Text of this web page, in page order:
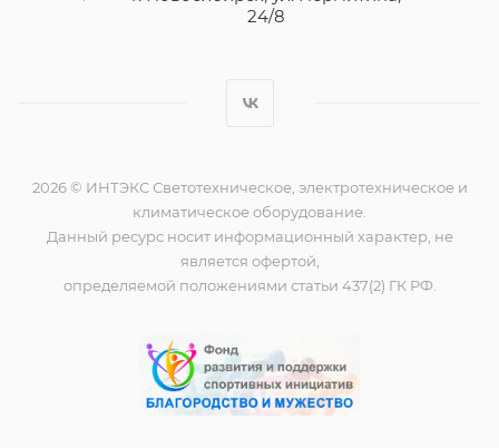
24/8
2026 © ИНТЭКС Светотехническое, электротехническое и
климатическое оборудование.
Данный ресурс носит информационный характер, не
является офертой,
определяемой положениями статьи 437(2) ГК РФ.